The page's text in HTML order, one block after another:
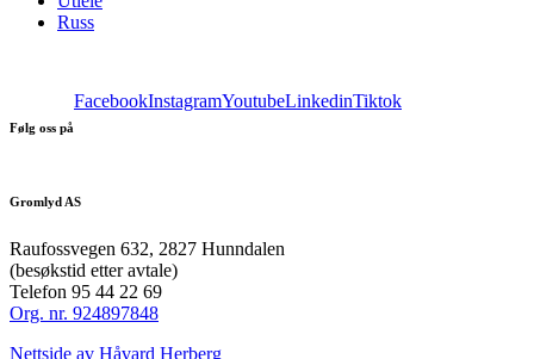
Russ
Følg oss på
FacebookInstagramYoutubeLinkedinTiktok
Gromlyd AS
Raufossvegen 632, 2827 Hunndalen
(besøkstid etter avtale)
Telefon 95 44 22 69
Org. nr. 924897848
Nettside av Håvard Herberg